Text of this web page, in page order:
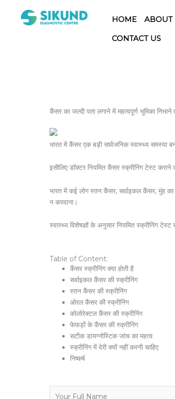
content
HOME ABOUT
CONTACT US
कैंसर का जल्दी पता लगाने में महत्वपूर्ण भूमिका निभाने
भारत में कैंसर एक बड़ी सार्वजनिक स्वास्थ्य समस्या
इसीलिए डॉक्टर नियमित कैंसर स्क्रीनिंग टेस्ट
भारत में कई लोग स्तन कैंसर, सर्वाइकल कैंसर, मुंह
न करवाना।
स्वास्थ्य विशेषज्ञों के अनुसार नियमित स्क्रीनिंग
Table of Content:
कैंसर स्क्रीनिंग क्या होती है
सर्वाइकल कैंसर की स्क्रीनिंग
स्तन कैंसर की स्क्रीनिंग
ओरल कैंसर की स्क्रीनिंग
कोलोरेक्टल कैंसर की स्क्रीनिंग
फेफड़ों के कैंसर की स्क्रीनिंग
सटीक डायग्नोस्टिक जांच का महत्व
स्क्रीनिंग में देरी क्यों नहीं करनी चाहिए
निष्कर्ष